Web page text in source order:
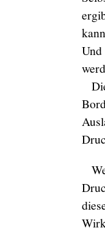
Und